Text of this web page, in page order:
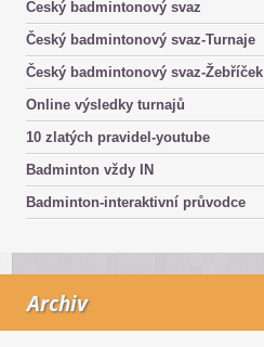
Český badmintonový svaz
Český badmintonový svaz-Turnaje
Český badmintonový svaz-Žebříček
Online výsledky turnajů
10 zlatých pravidel-youtube
Badminton vždy IN
Badminton-interaktivní průvodce
Archiv